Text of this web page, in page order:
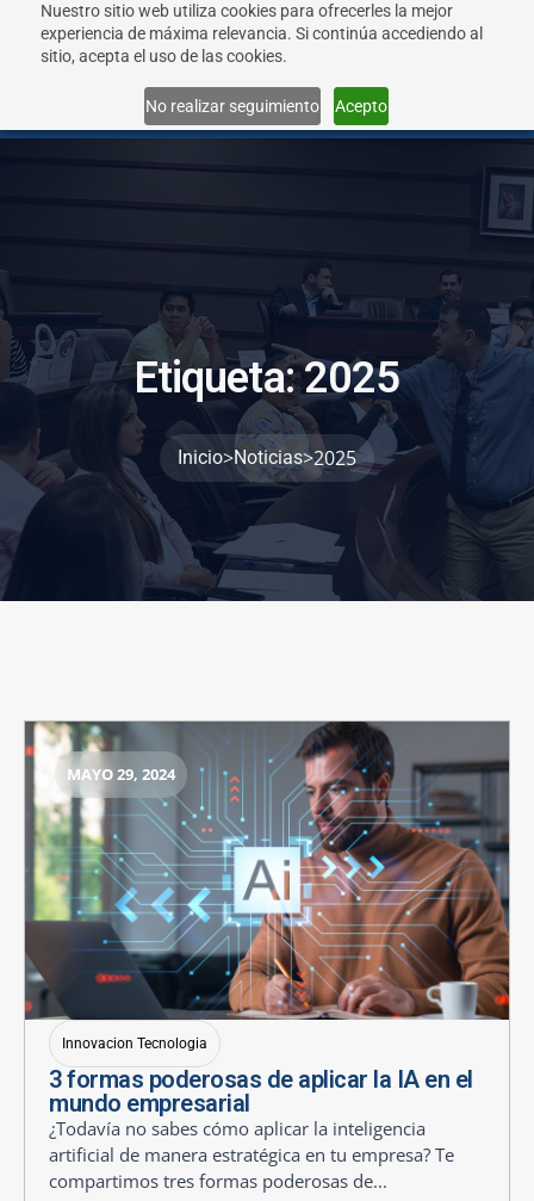
Nuestro sitio web utiliza cookies para ofrecerles la mejor
experiencia de máxima relevancia. Si continúa accediendo al
sitio, acepta el uso de las cookies.
No realizar seguimiento Acepto
Etiqueta:2025
Inicio>Noticias>2025
MAYO 29, 2024
Innovacion Tecnologia
3 formas poderosas de aplicar la IA en el
mundo empresarial
¿Todavía no sabes cómo aplicar la inteligencia
artificial de manera estratégica en tu empresa? Te
compartimos tres formas poderosas de...